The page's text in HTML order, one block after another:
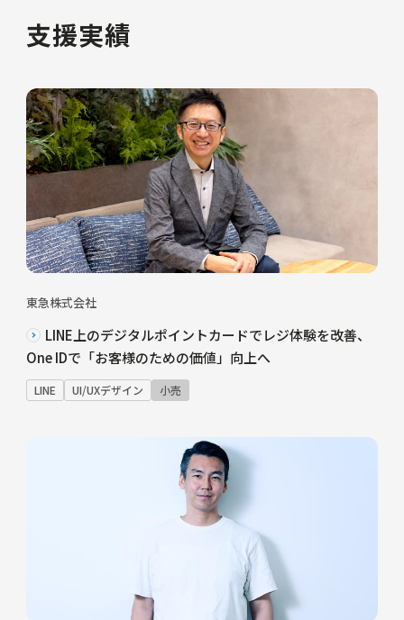
支援実績
東急株式会社
LINE上のデジタルポイントカードでレジ体験を改善、
One IDで「お客様のための価値」向上へ
LINE UI/UXデザイン 小売